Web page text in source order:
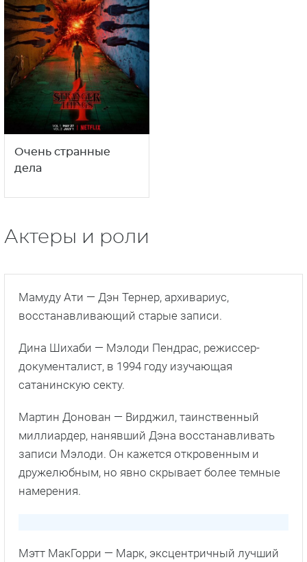
Очень странные
дела
Актеры и роли
Мамуду Ати — Дэн Тернер, архивариус,
восстанавливающий старые записи.
Дина Шихаби — Мэлоди Пендрас, режиссер-
документалист, в 1994 году изучающая
сатанинскую секту.
Мартин Донован — Вирджил, таинственный
миллиардер, нанявший Дэна восстанавливать
записи Мэлоди. Он кажется откровенным и
дружелюбным, но явно скрывает более темные
намерения.
Мэтт МакГорри — Марк, эксцентричный лучший